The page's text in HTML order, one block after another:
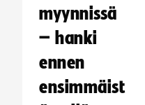
myynnissä
– hanki
ennen
ensimmäist